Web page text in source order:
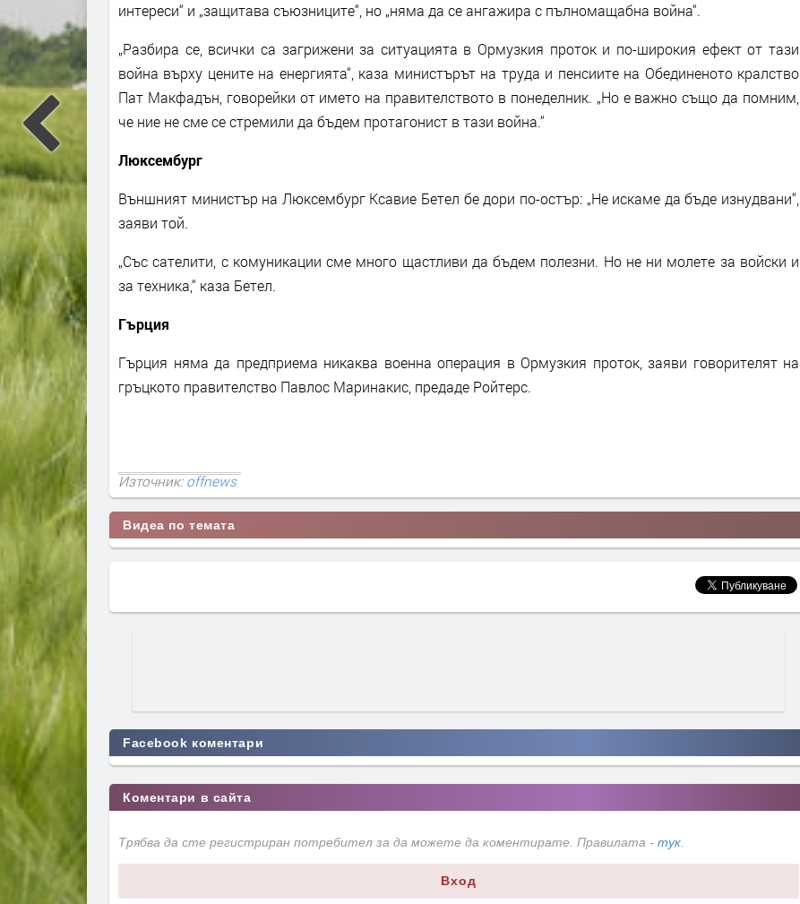
интереси“ и „защитава съюзниците“, но „няма да се ангажира с пълномащабна война“.
„Разбира се, всички са загрижени за ситуацията в Ормузкия проток и по-широкия ефект от тази
война върху цените на енергията“, каза министърът на труда и пенсиите на Обединеното кралство
Пат Макфадън, говорейки от името на правителството в понеделник. „Но е важно също да помним,
че ние не сме се стремили да бъдем протагонист в тази война.“
Люксембург
Външният министър на Люксембург Ксавие Бетел бе дори по-остър: „Не искаме да бъде изнудвани“,
заяви той.
„Със сателити, с комуникации сме много щастливи да бъдем полезни. Но не ни молете за войски и
за техника,“ каза Бетел.
Гърция
Гърция няма да предприема никаква военна операция в Ормузкия проток, заяви говорителят на
гръцкото правителство Павлос Маринакис, предаде Ройтерс.
Източник: offnews
Видеа по темата
Facebook коментари
Коментари в сайта
Трябва да сте регистриран потребител за да можете да коментирате. Правилата - тук
Вход